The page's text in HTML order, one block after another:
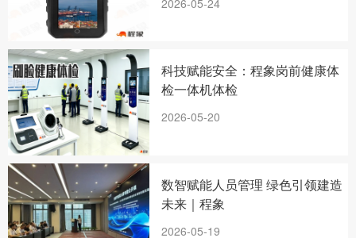
科技赋能安全：程象岗前健康体
检一体机体检
2026-05-20
数智赋能人员管理 绿色引领建造
未来｜程象
2026-05-19